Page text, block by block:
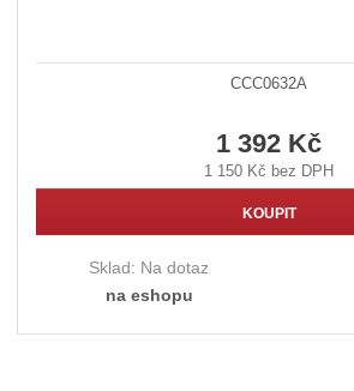
CCC0632A
1 392 Kč
1 150 Kč bez DPH
KOUPIT
Sklad: Na dotaz
na eshopu